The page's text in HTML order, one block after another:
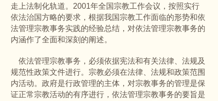
走上法制化轨道。2001年全国宗教工作会议，按照实行
依法治国方略的要求，根据我国宗教工作面临的形势和依
法管理宗教事务实践的经验总结，对依法管理宗教事务的
内涵作了全面和深刻的阐述。
依法管理宗教事务，必须依据宪法和有关法律、法规及
规范性政策文件进行。宗教必须在法律、法规和政策范围
内活动。政府是行政管理的主体，对宗教事务的管理是保
证正常宗教活动的有序进行，依法管理宗教事务的要旨是